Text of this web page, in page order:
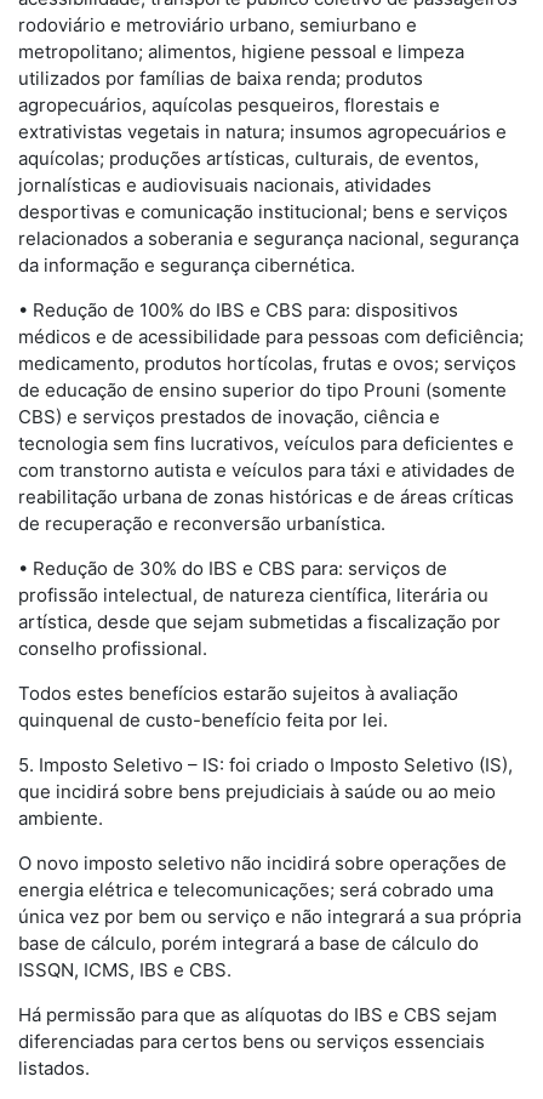
rodoviário e metroviário urbano, semiurbano e
metropolitano; alimentos, higiene pessoal e limpeza
utilizados por famílias de baixa renda; produtos
agropecuários, aquícolas pesqueiros, florestais e
extrativistas vegetais in natura; insumos agropecuários e
aquícolas; produções artísticas, culturais, de eventos,
jornalísticas e audiovisuais nacionais, atividades
desportivas e comunicação institucional; bens e serviços
relacionados a soberania e segurança nacional, segurança
da informação e segurança cibernética.
• Redução de 100% do IBS e CBS para: dispositivos
médicos e de acessibilidade para pessoas com deficiência;
medicamento, produtos hortícolas, frutas e ovos; serviços
de educação de ensino superior do tipo Prouni (somente
CBS) e serviços prestados de inovação, ciência e
tecnologia sem fins lucrativos, veículos para deficientes e
com transtorno autista e veículos para táxi e atividades de
reabilitação urbana de zonas históricas e de áreas críticas
de recuperação e reconversão urbanística.
• Redução de 30% do IBS e CBS para: serviços de
profissão intelectual, de natureza científica, literária ou
artística, desde que sejam submetidas a fiscalização por
conselho profissional.
Todos estes benefícios estarão sujeitos à avaliação
quinquenal de custo-benefício feita por lei.
5. Imposto Seletivo – IS: foi criado o Imposto Seletivo (IS),
que incidirá sobre bens prejudiciais à saúde ou ao meio
ambiente.
O novo imposto seletivo não incidirá sobre operações de
energia elétrica e telecomunicações; será cobrado uma
única vez por bem ou serviço e não integrará a sua própria
base de cálculo, porém integrará a base de cálculo do
ISSQN, ICMS, IBS e CBS.
Há permissão para que as alíquotas do IBS e CBS sejam
diferenciadas para certos bens ou serviços essenciais
listados.